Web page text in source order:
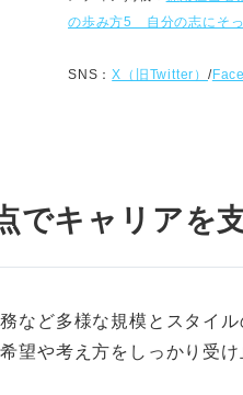
の歩み方5 自分の志にそ
SNS：X（旧Twitter）/
でキャリアを
など多様な規模とスタイ
望や考え方をしっかり受